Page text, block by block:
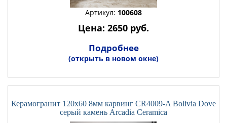
Артикул: 100608
Цена: 2650 руб.
Подробнее
(открыть в новом окне)
Керамогранит 120x60 8мм карвинг CR4009-A Bolivia Dove
серый камень Arcadia Ceramica